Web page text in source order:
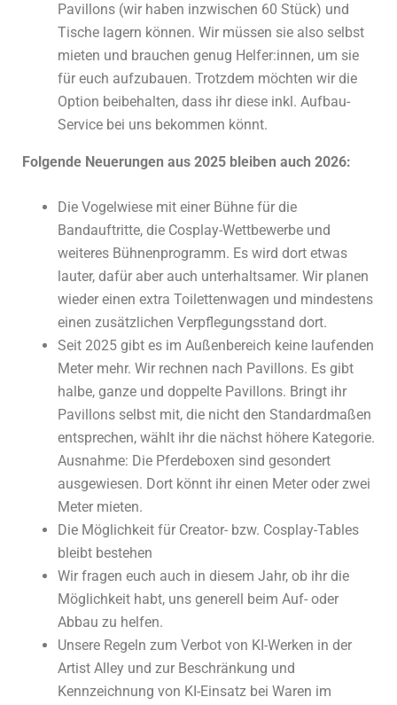
Pavillons (wir haben inzwischen 60 Stück) und
Tische lagern können. Wir müssen sie also selbst
mieten und brauchen genug Helfer:innen, um sie
für euch aufzubauen. Trotzdem möchten wir die
Option beibehalten, dass ihr diese inkl. Aufbau-
Service bei uns bekommen könnt.
Folgende Neuerungen aus 2025 bleiben auch 2026:
Die Vogelwiese mit einer Bühne für die
Bandauftritte, die Cosplay-Wettbewerbe und
weiteres Bühnenprogramm. Es wird dort etwas
lauter, dafür aber auch unterhaltsamer. Wir planen
wieder einen extra Toilettenwagen und mindestens
einen zusätzlichen Verpflegungsstand dort.
Seit 2025 gibt es im Außenbereich keine laufenden
Meter mehr. Wir rechnen nach Pavillons. Es gibt
halbe, ganze und doppelte Pavillons. Bringt ihr
Pavillons selbst mit, die nicht den Standardmaßen
entsprechen, wählt ihr die nächst höhere Kategorie.
Ausnahme: Die Pferdeboxen sind gesondert
ausgewiesen. Dort könnt ihr einen Meter oder zwei
Meter mieten.
Die Möglichkeit für Creator- bzw. Cosplay-Tables
bleibt bestehen
Wir fragen euch auch in diesem Jahr, ob ihr die
Möglichkeit habt, uns generell beim Auf- oder
Abbau zu helfen.
Unsere Regeln zum Verbot von KI-Werken in der
Artist Alley und zur Beschränkung und
Kennzeichnung von KI-Einsatz bei Waren im